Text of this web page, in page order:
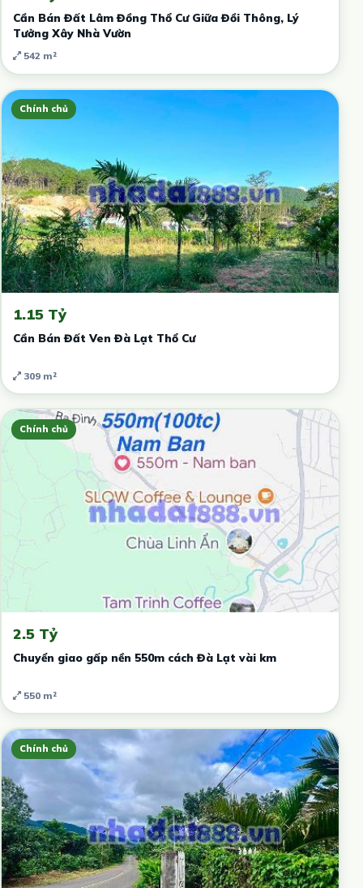
Cần Bán Đất Lâm Đồng Thổ Cư Giữa Đồi Thông, Lý
Tưởng Xây Nhà Vườn
542 m²
Chính chủ
1.15 Tỷ
Cần Bán Đất Ven Đà Lạt Thổ Cư
309 m²
Chính chủ
2.5 Tỷ
Chuyển giao gấp nền 550m cách Đà Lạt vài km
550 m²
Chính chủ